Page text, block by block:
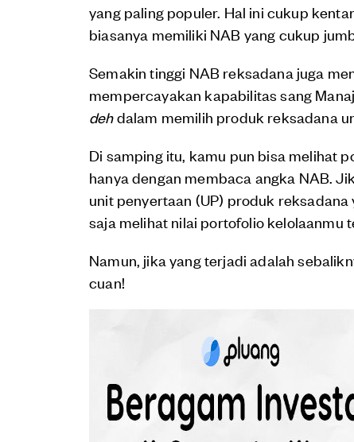
yang paling populer. Hal ini cukup
biasanya memiliki NAB yang cukup
Semakin tinggi NAB reksadana juga
mempercayakan kapabilitas sang
dehdalam memilih produk reksadana
Di samping itu, kamu pun bisa melihat
hanya dengan membaca angka NAB.
unit penyertaan (UP) produk
saja melihat nilai portofolio kelolaanmu
Namun, jika yang terjadi adalah
cuan!